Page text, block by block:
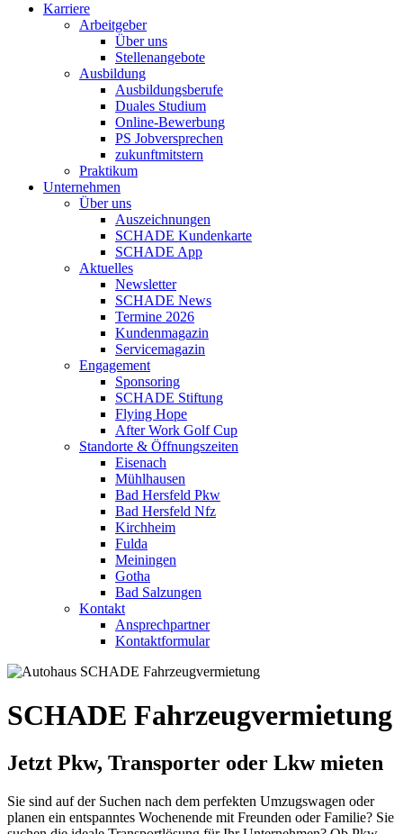
Karriere
Arbeitgeber
Über uns
Stellenangebote
Ausbildung
Ausbildungsberufe
Duales Studium
Online-Bewerbung
PS Jobversprechen
zukunftmitstern
Praktikum
Unternehmen
Über uns
Auszeichnungen
SCHADE Kundenkarte
SCHADE App
Aktuelles
Newsletter
SCHADE News
Termine 2026
Kundenmagazin
Servicemagazin
Engagement
Sponsoring
SCHADE Stiftung
Flying Hope
After Work Golf Cup
Standorte & Öffnungszeiten
Eisenach
Mühlhausen
Bad Hersfeld Pkw
Bad Hersfeld Nfz
Kirchheim
Fulda
Meiningen
Gotha
Bad Salzungen
Kontakt
Ansprechpartner
Kontaktformular
SCHADE Fahrzeugvermietung
Jetzt Pkw, Transporter oder Lkw mieten
Sie sind auf der Suchen nach dem perfekten Umzugswagen oder
planen ein entspanntes Wochenende mit Freunden oder Familie? Sie